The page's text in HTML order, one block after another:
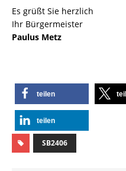
Es grüßt Sie herzlich
Ihr Bürgermeister
Paulus Metz
teilen
teilen
SB2406